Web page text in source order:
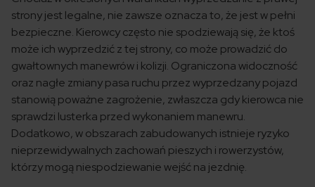
strony jest legalne, nie zawsze oznacza to, że jest w pełni
bezpieczne. Kierowcy często nie spodziewają się, że ktoś
może ich wyprzedzić z tej strony, co może prowadzić do
gwałtownych manewrów i kolizji. Ograniczona widoczność
oraz nagłe zmiany pasa ruchu przez wyprzedzany pojazd
stanowią poważne zagrożenie, zwłaszcza gdy kierowca nie
sprawdzi lusterka przed wykonaniem manewru.
Dodatkowo, w obszarach zabudowanych istnieje ryzyko
nieprzewidywalnych zachowań pieszych i rowerzystów,
którzy mogą niespodziewanie wejść na jezdnię.